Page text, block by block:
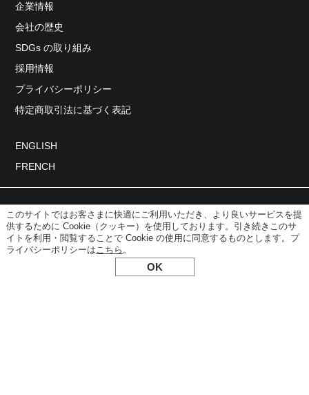
企業情報
会社の歴史
SDGs の取り組み
採用情報
プライバシーポリシー
特定商取引法に基づく表記
ENGLISH
FRENCH
© 2026 NAKATA HANGER
このサイトではお客さまに快適にご利用いただき、より良いサービスを提
供するために Cookie（クッキー）を使用しております。引き続きこのサ
イトを利用・閲覧することで Cookie の使用に同意するものとします。プ
ライバシーポリシーはこちら 。
OK